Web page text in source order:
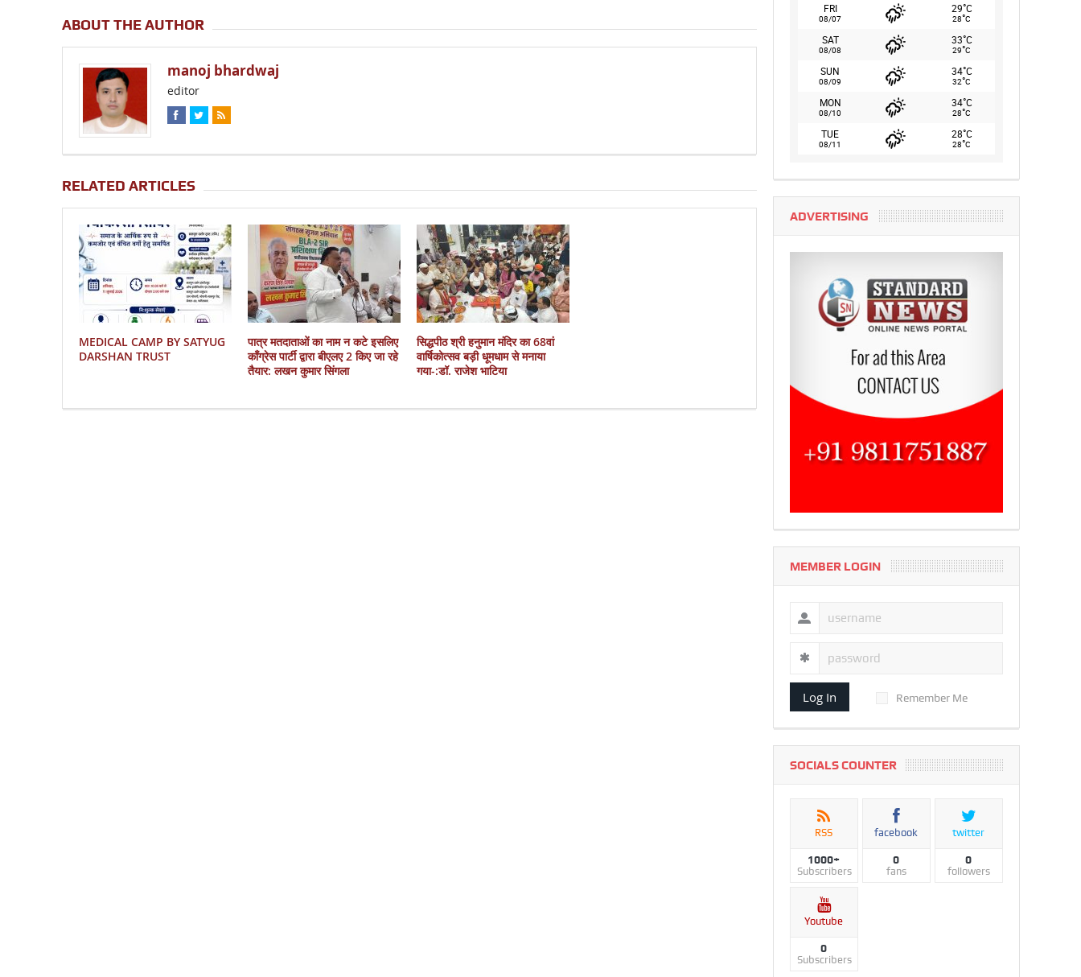
ABOUT THE AUTHOR
manoj bhardwaj
editor
RELATED ARTICLES
MEDICAL CAMP BY SATYUG
DARSHAN TRUST
पात्र मतदाताओं का नाम न कटे इसलिए
काँग्रेस पार्टी द्वारा बीएलए 2 किए जा रहे
तैयार: लखन कुमार सिंगला
सिद्धपीठ श्री हनुमान मंदिर का 68वां
वार्षिकोत्सव बड़ी धूमधाम से मनाया
गया-:डॉ. राजेश भाटिया
FRI
08/07
29°C
28°C
SAT
08/08
33°C
29°C
SUN
08/09
34°C
32°C
MON
08/10
34°C
28°C
TUE
08/11
28°C
28°C
ADVERTISING
MEMBER LOGIN
Log In Remember Me
SOCIALS COUNTER
RSS
1000+
Subscribers
facebook
0
fans
twitter
0
followers
Youtube
0
Subscribers